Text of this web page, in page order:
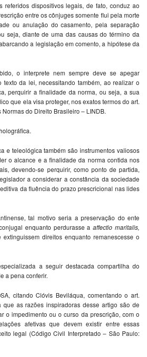
referidos dispositivos legais, de fato, conduz ao
entre os cônjuges somente flui pela morte
ou anulação do casamento, pela separação
seja, diante de uma das causas do término da
a legislação em comento, a hipótese da
o interprete nem sempre deve se apegar
texto da lei, necessitando também, ao realizar o
perquirir a finalidade da norma, ou seja, a sua
que ela visa proteger, nos exatos termos do art.
Normas do Direito Brasileiro – LINDB.
e teleológica também são instrumentos valiosos
o alcance e a finalidade da norma contida nos
devendo-se perquirir, como ponto de partida,
a considerar a constância da sociedade
da fluência do prazo prescricional nas lides
tal motivo seria a preservação do ente
enquanto perdurasse aaffectio maritalis,
direitos enquanto remanescesse o
a seguir destacada compartilha do
a pena conferir.
citando Clóvis Beviláqua, comentando o art.
que as razões inspiradoras desse artigo são de
o impedimento ou o curso da prescrição, com o
afetivas que devem existir entre essas
legal (Código Civil Interpretado – São Paulo: